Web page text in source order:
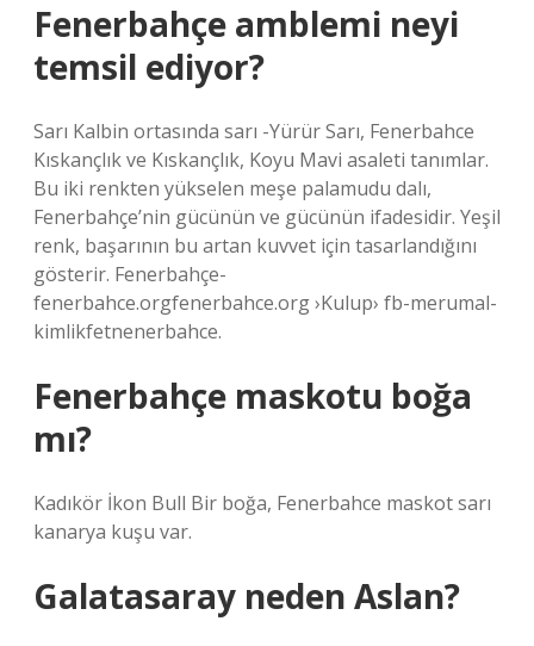
Fenerbahçe amblemi neyi
temsil ediyor?
Sarı Kalbin ortasında sarı -Yürür Sarı, Fenerbahce
Kıskançlık ve Kıskançlık, Koyu Mavi asaleti tanımlar.
Bu iki renkten yükselen meşe palamudu dalı,
Fenerbahçe’nin gücünün ve gücünün ifadesidir. Yeşil
renk, başarının bu artan kuvvet için tasarlandığını
gösterir. Fenerbahçe-
fenerbahce.orgfenerbahce.org ›Kulup› fb-merumal-
kimlikfetnenerbahce.
Fenerbahçe maskotu boğa
mı?
Kadıkör İkon Bull Bir boğa, Fenerbahce maskot sarı
kanarya kuşu var.
Galatasaray neden Aslan?